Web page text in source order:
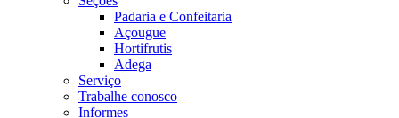
Padaria e Confeitaria
Açougue
Hortifrutis
Adega
Serviço
Trabalhe conosco
Informes